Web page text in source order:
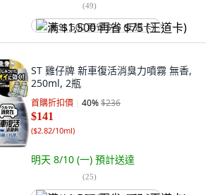
(49)
满 $1,500 再省 $75 (王道卡)
ST 雞仔牌 新車復活消臭力噴霧 無香,
250ml, 2瓶
首購折扣價 40%$236
$141
($2.82/10ml)
明天 8/10 (一) 預計送達
(25)